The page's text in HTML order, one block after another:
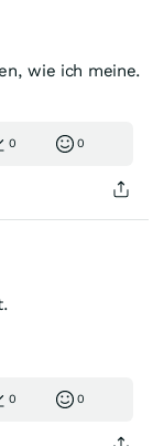
wie ich meine.
0 0
0 0